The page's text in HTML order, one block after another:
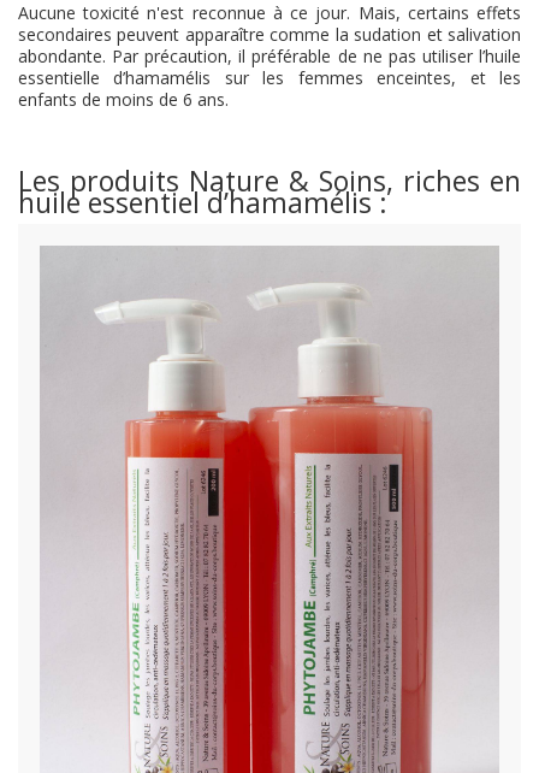
Aucune toxicité n'est reconnue à ce jour. Mais, certains effets
secondaires peuvent apparaître comme la sudation et salivation
abondante. Par précaution, il préférable de ne pas utiliser l’huile
essentielle d’hamamélis sur les femmes enceintes, et les
enfants de moins de 6 ans.
Les produits Nature & Soins, riches en
huile essentiel d’hamamélis :